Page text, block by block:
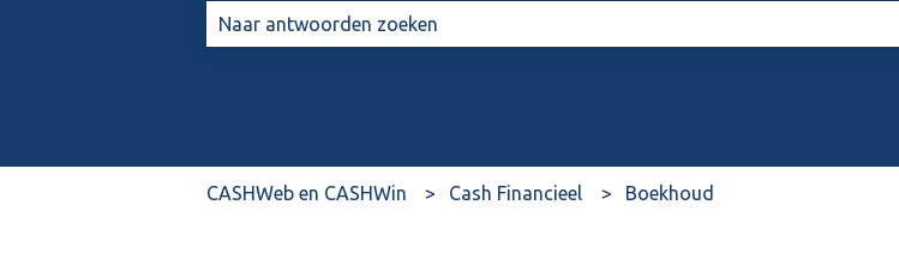
CASHWeb en CASHWin Cash Financieel Boekhoud